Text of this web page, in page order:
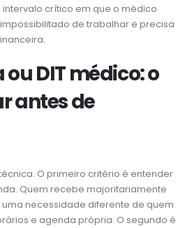
intervalo crítico em que o médico
de trabalhar e precisa
DIT médico: o
antes de
O primeiro critério é entender
Quem recebe majoritariamente
necessidade diferente de quem
e agenda própria. O segundo é